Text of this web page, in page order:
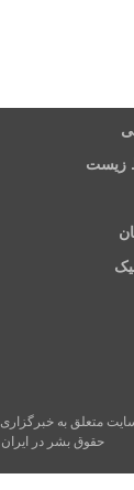
زیست
این سایت متعلق به
حقوق بشر در